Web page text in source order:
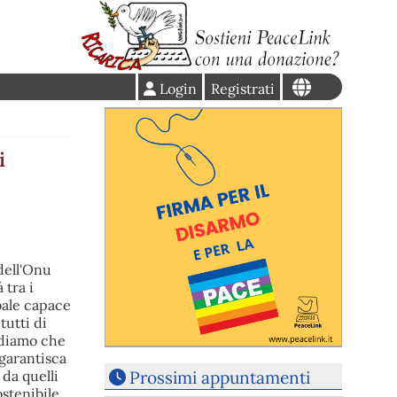
Registrati
Login
Prossimi appuntamenti